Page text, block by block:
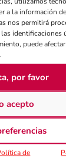
a la información
nos permitirá
identificaciones
puede
por favor
acepto
de